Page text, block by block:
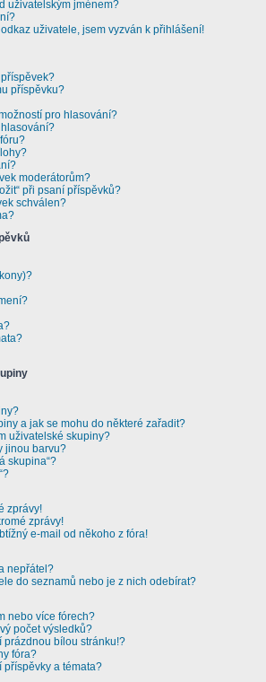
uživatelským jménem?
uživatele, jsem vyzván k přihlášení!
příspěvku?
pro hlasování?
moderátorům?
při psaní příspěvků?
schválen?
a jak se mohu do některé zařadit?
uživatelské skupiny?
jinou barvu?
skupina“?
zprávy!
zprávy!
e-mail od někoho z fóra!
nepřátel?
do seznamů nebo je z nich odebírat?
nebo více fórech?
počet výsledků?
prázdnou bílou stránku!?
fóra?
příspěvky a témata?